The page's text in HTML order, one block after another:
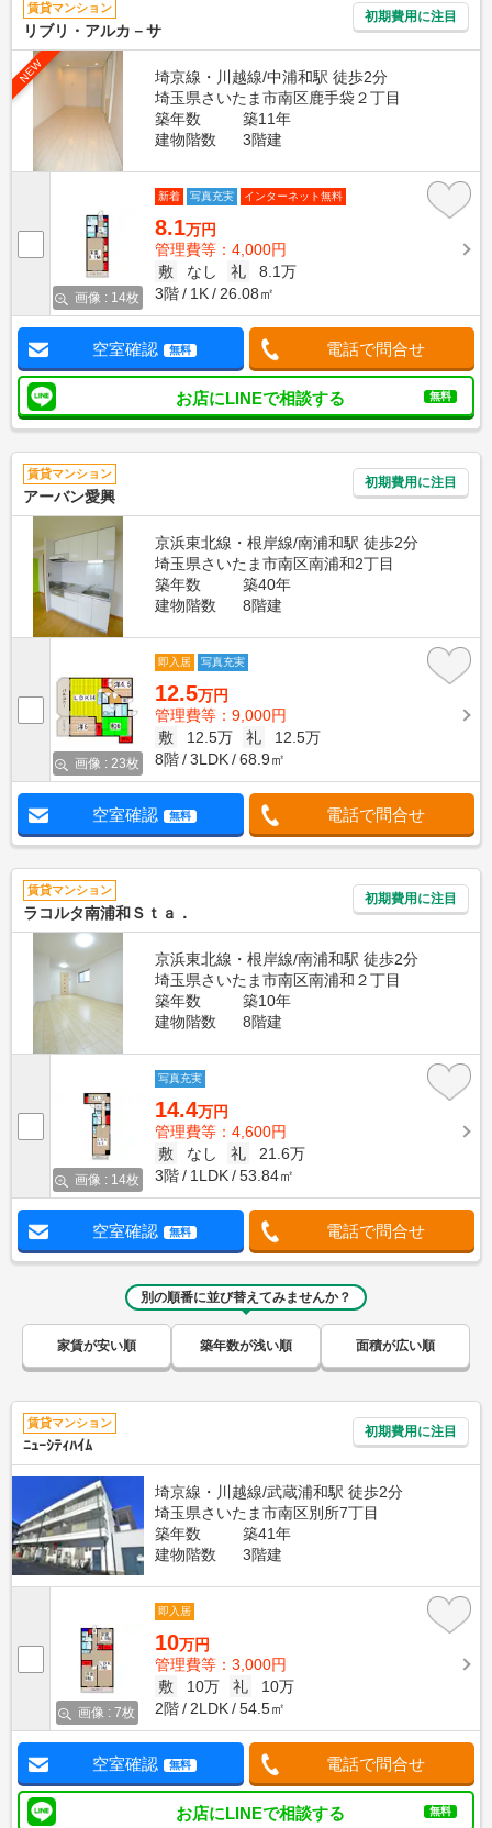
賃貸マンション
リブリ・アルカ－サ
初期費用に注目
NEW
埼京線・川越線/中浦和駅 徒歩2分
埼玉県さいたま市南区鹿手袋２丁目
築年数
築11年
建物階数
3階建
画像 : 14枚
新着 写真充実 インターネット無料
8.1万円
管理費等：4,000円
敷
なし 礼
8.1万
3階
1K 26.08㎡
空室確認 無料 電話で問合せ
お店にLINEで相談する 無料
賃貸マンション
アーバン愛興
初期費用に注目
京浜東北線・根岸線/南浦和駅 徒歩2分
埼玉県さいたま市南区南浦和2丁目
築年数
築40年
建物階数
8階建
画像 : 23枚
即入居 写真充実
12.5万円
管理費等：9,000円
敷
12.5万 礼
12.5万
8階
3LDK 68.9㎡
空室確認 無料 電話で問合せ
賃貸マンション
ラコルタ南浦和Ｓｔａ．
初期費用に注目
京浜東北線・根岸線/南浦和駅 徒歩2分
埼玉県さいたま市南区南浦和２丁目
築年数
築10年
建物階数
8階建
画像 : 14枚
写真充実
14.4万円
管理費等：4,600円
敷
なし 礼
21.6万
3階
1LDK 53.84㎡
空室確認 無料 電話で問合せ
別の順番に並び替えてみませんか？
家賃が安い順 築年数が浅い順 面積が広い順
賃貸マンション
ﾆｭｰｼﾃｨﾊｲﾑ
初期費用に注目
埼京線・川越線/武蔵浦和駅 徒歩2分
埼玉県さいたま市南区別所7丁目
築年数
築41年
建物階数
3階建
画像 : 7枚
即入居
10万円
管理費等：3,000円
敷
10万 礼
10万
2階
2LDK 54.5㎡
空室確認 無料 電話で問合せ
お店にLINEで相談する 無料